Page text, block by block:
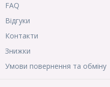
FAQ
Відгуки
Контакти
Знижки
Умови повернення та обміну